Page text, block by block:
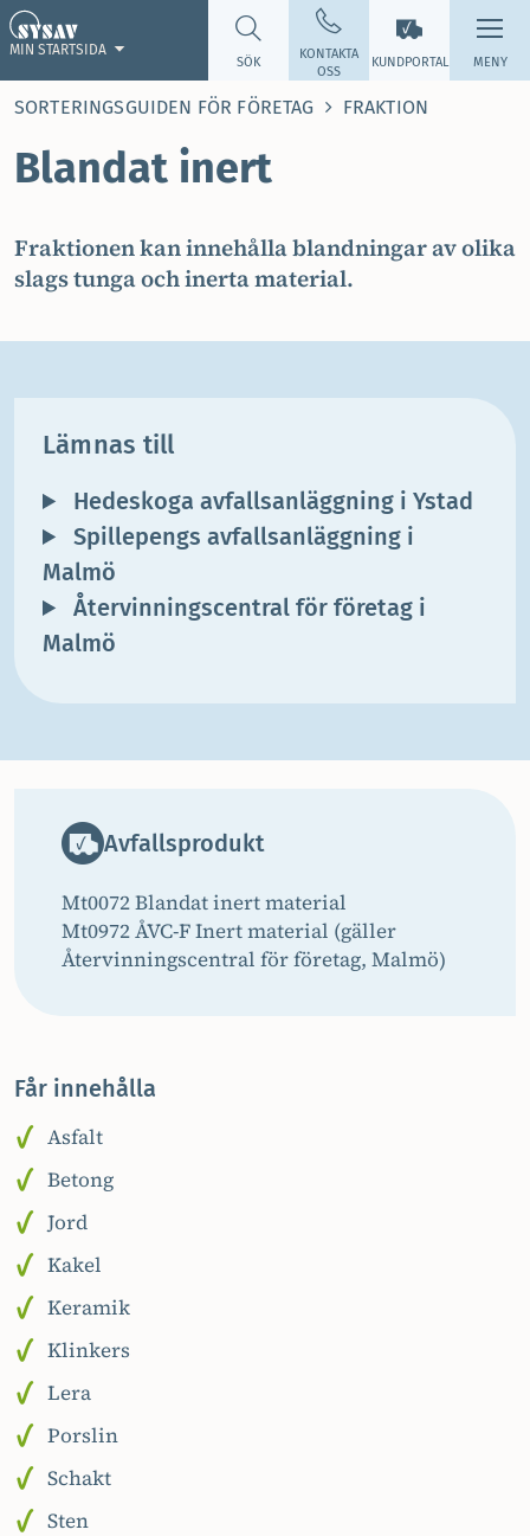
KUNDPORTAL
SÖK
KONTAKTA
OSS
MENY
MIN STARTSIDA
SORTERINGSGUIDEN FÖR FÖRETAG FRAKTION
Blandat inert
Fraktionen kan innehålla blandningar av olika
slags tunga och inerta material.
Lämnas till
Hedeskoga avfallsanläggning i Ystad
Spillepengs avfallsanläggning i
Malmö
Återvinningscentral för företag i
Malmö
Avfallsprodukt
Mt0072 Blandat inert material
​Mt0972 ÅVC-F Inert material (gäller
Återvinningscentral för företag, Malmö)
Får innehålla
Asfalt
Betong
Jord
Kakel
Keramik
Klinkers
Lera
Porslin
Schakt
Sten